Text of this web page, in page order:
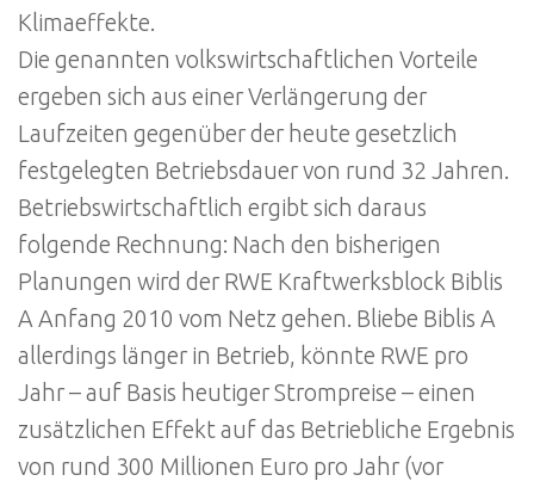
Klimaeffekte.
Die genannten volkswirtschaftlichen Vorteile
ergeben sich aus einer Verlängerung der
Laufzeiten gegenüber der heute gesetzlich
festgelegten Betriebsdauer von rund 32 Jahren.
Betriebswirtschaftlich ergibt sich daraus
folgende Rechnung: Nach den bisherigen
Planungen wird der RWE Kraftwerksblock Biblis
A Anfang 2010 vom Netz gehen. Bliebe Biblis A
allerdings länger in Betrieb, könnte RWE pro
Jahr – auf Basis heutiger Strompreise – einen
zusätzlichen Effekt auf das Betriebliche Ergebnis
von rund 300 Millionen Euro pro Jahr (vor